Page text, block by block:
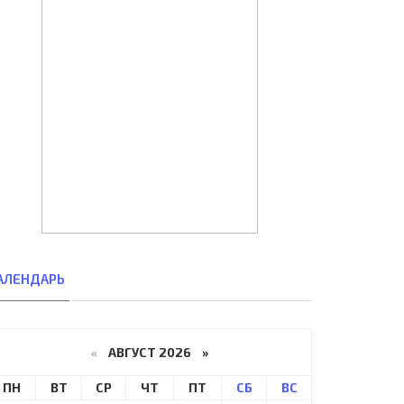
« АВГУСТ 2026 »
ПН ВТ СР ЧТ ПТ СБ ВС